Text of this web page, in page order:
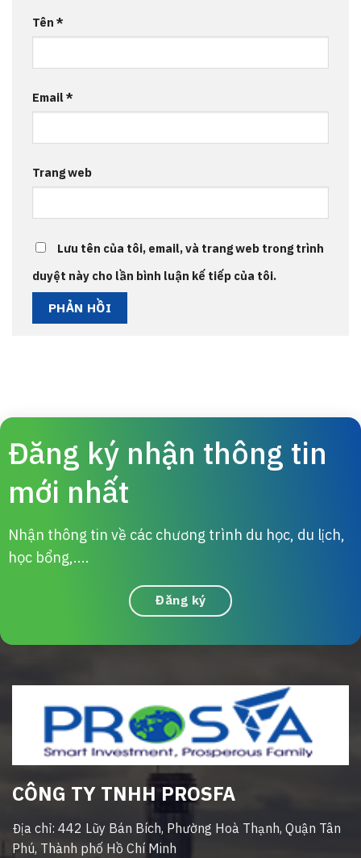
Tên *
Email*
Trang web
Lưu tên của tôi, email, và trang web trong trình
duyệt này cho lần bình luận kế tiếp của tôi.
Đăng ký nhận thông tin
mới nhất
Nhận thông tin về các chương trình du học, du lịch,
học bổng,....
Đăng ký
CÔNG TY TNHH PROSFA
Địa chỉ: 442 Lũy Bán Bích, Phường Hoà Thạnh, Quận Tân
Phú, Thành phố Hồ Chí Minh